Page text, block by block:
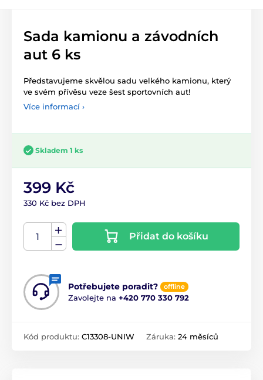
Sada kamionu a závodních
aut 6 ks
Představujeme skvělou sadu velkého kamionu, který
ve svém přívěsu veze šest sportovních aut!
Více informací ›
Skladem 1 ks
399 Kč
330 Kč bez DPH
Přidat do košíku
Potřebujete poradit? offline
Zavolejte na +420 770 330 792
Kód produktu: C13308-UNIW Záruka: 24 měsíců